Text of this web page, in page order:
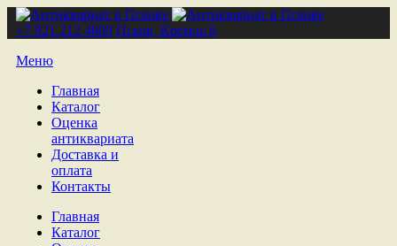
+7 921 212 4809 Псков, Кремль 6
Меню
Главная
Каталог
Оценка
антиквариата
Доставка и
оплата
Контакты
Главная
Каталог